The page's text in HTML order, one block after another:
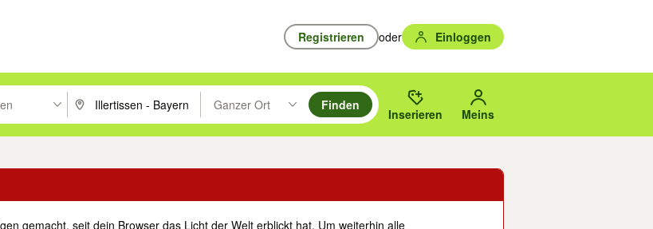
Registrieren oder Einloggen
oder Vorschläge mit den Pfeiltasten nach oben/unten durchsuchen und mit Eingabetaste auswählen.
PLZ oder Ort eingeben. Eingabetaste drücken um zu suchen, oder Vorschläge mit den Pfeiltasten nach oben/
Ganzer Ort
Suche im Umkreis des gewählten Orts oder PLZ.
Finden
Inserieren Meins
gemacht, seit dein Browser das Licht der Welt erblickt hat. Um weiterhin alle